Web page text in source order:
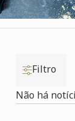
Filtro
Não há